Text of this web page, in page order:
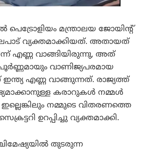
പെട്രോളിയം മന്ത്രാലയ ജോയിന്റ്
വ്യക്തമാക്കിയത്. അതായത്
എണ്ണ വാങ്ങിയിരുന്നു, അത്
വാണിജ്യപരമായ
എണ്ണ വാങ്ങുന്നത്. രാജ്യത്ത്
കരാറുകൾ നമ്മൾ
നമ്മുടെ വിതരണത്തെ
ഉറപ്പിച്ചു വ്യക്തമാക്കി.
തുടരുന്ന